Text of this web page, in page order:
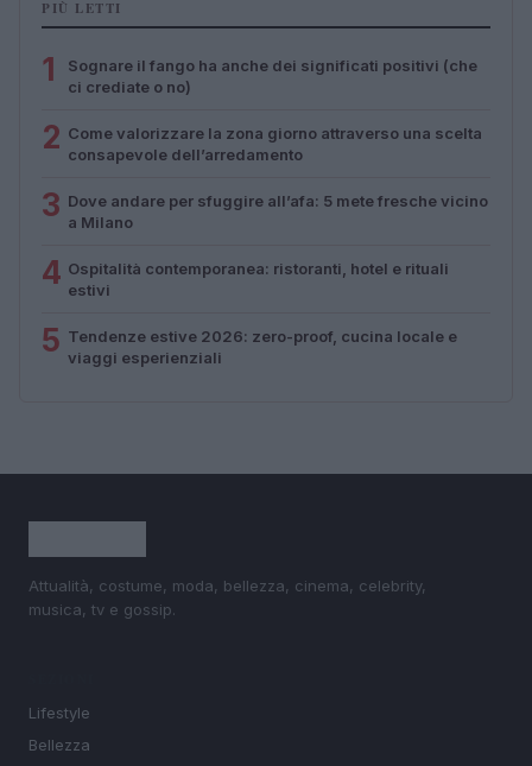
PIÙ LETTI
1
Sognare il fango ha anche dei significati positivi (che
ci crediate o no)
2 Come valorizzare la zona giorno attraverso una scelta
consapevole dell’arredamento
3 Dove andare per sfuggire all’afa: 5 mete fresche vicino
a Milano
4 Ospitalità contemporanea: ristoranti, hotel e rituali
estivi
5 Tendenze estive 2026: zero-proof, cucina locale e
viaggi esperienziali
Attualità, costume, moda, bellezza, cinema, celebrity,
musica, tv e gossip.
Lifestyle
Bellezza